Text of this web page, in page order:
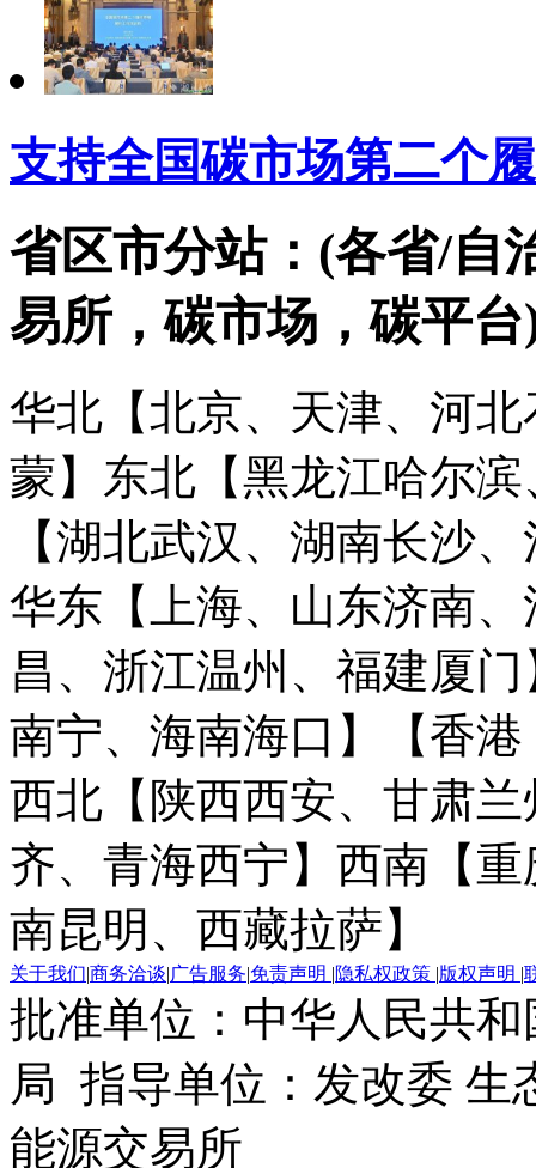
支持全国碳市场第二个
省区市分站：(各省/自
易所，碳市场，碳平台
华北【北京、天津、河
蒙】 东北【黑龙江哈尔
【湖北武汉、湖南长沙
华东【上海、山东济南
昌、浙江温州、福建厦门
南宁、海南海口】
【香
西北【陕西西安、甘肃
齐、青海西宁】 西南【
南昆明、西藏拉萨】
关于我们|商务洽谈|广告服务|免责声明 |隐私权政策 |版权声明 |
批准单位：中华人民共
局 指导单位：发改委 生
能源交易所